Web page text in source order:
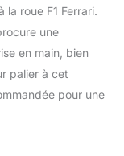
Open
offre de
de
et de
de
Fabriqué
roue F1 Ferrari.
une
en main, bien
palier à cet
pour une